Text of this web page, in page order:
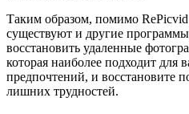
Таким образом, помимо
существуют и другие
восстановить удаленные
которая наиболее подходит для
предпочтений, и восстановите
лишних трудностей.